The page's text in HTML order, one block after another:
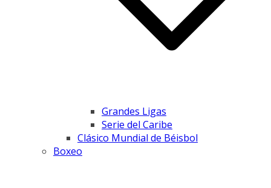
Grandes Ligas
Serie del Caribe
Clásico Mundial de Béisbol
Boxeo